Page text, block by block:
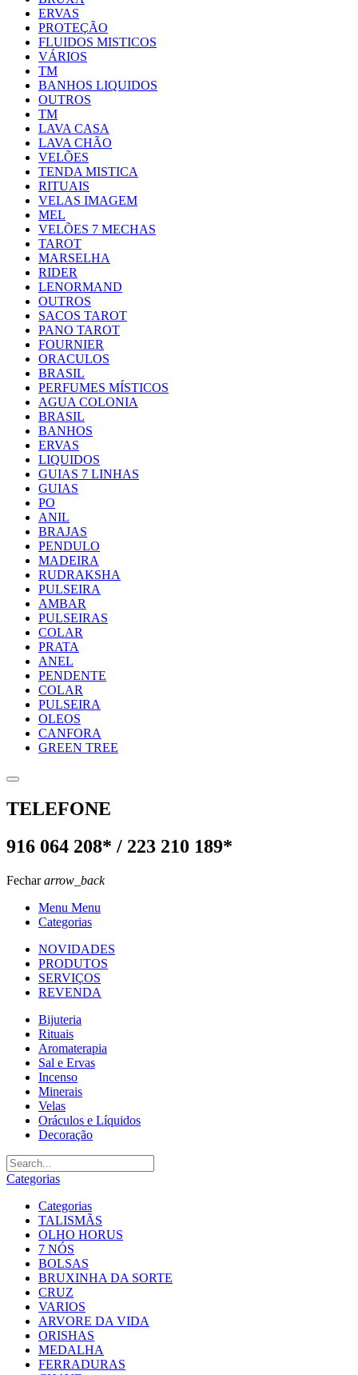
ERVAS
PROTEÇÃO
FLUIDOS MISTICOS
VÁRIOS
TM
BANHOS LIQUIDOS
OUTROS
TM
LAVA CASA
LAVA CHÃO
VELÕES
TENDA MISTICA
RITUAIS
VELAS IMAGEM
MEL
VELÕES 7 MECHAS
TAROT
MARSELHA
RIDER
LENORMAND
OUTROS
SACOS TAROT
PANO TAROT
FOURNIER
ORACULOS
BRASIL
PERFUMES MÍSTICOS
AGUA COLONIA
BRASIL
BANHOS
ERVAS
LIQUIDOS
GUIAS 7 LINHAS
GUIAS
PO
ANIL
BRAJAS
PENDULO
MADEIRA
RUDRAKSHA
PULSEIRA
AMBAR
PULSEIRAS
COLAR
PRATA
ANEL
PENDENTE
COLAR
PULSEIRA
OLEOS
CANFORA
GREEN TREE
TELEFONE
916 064 208* / 223 210 189*
Fechararrow_back
Menu Menu
Categorias
NOVIDADES
PRODUTOS
SERVIÇOS
REVENDA
Bijuteria
Rituais
Aromaterapia
Sal e Ervas
Incenso
Minerais
Velas
Oráculos e Líquidos
Decoração
Categorias
Categorias
TALISMÃS
OLHO HORUS
7 NÓS
BOLSAS
BRUXINHA DA SORTE
CRUZ
VARIOS
ARVORE DA VIDA
ORISHAS
MEDALHA
FERRADURAS